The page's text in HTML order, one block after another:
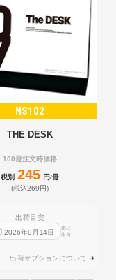
NS102
THE DESK
100冊注文時価格
税別 245 円/冊
(税込269円)
出荷目安
2026年9 月 14日
迄に
出荷
出荷オプションについて